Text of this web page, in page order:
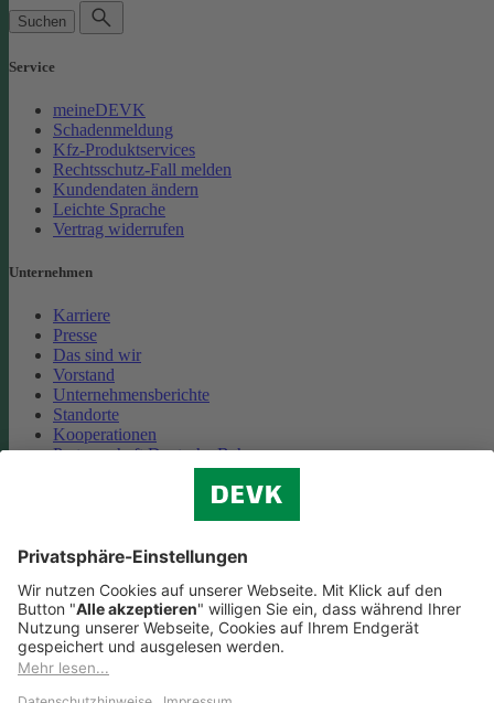
Suchen
Service
meineDEVK
Schadenmeldung
Kfz-Produktservices
Rechtsschutz-Fall melden
Kundendaten ändern
Leichte Sprache
Vertrag widerrufen
Unternehmen
Karriere
Presse
Das sind wir
Vorstand
Unternehmensberichte
Standorte
Kooperationen
Partnerschaft Deutsche Bahn
Cookie-Einstellungen
Datenschutz
Impressum
Streitbeilegung